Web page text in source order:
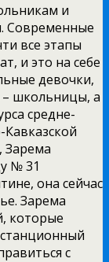
и
Современные
все этапы
и это на себе
девочки,
школьницы, а
средне-
Зарема
№ 31
она сейчас
Зарема
которые
с